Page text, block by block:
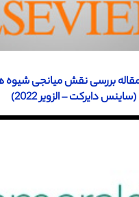
مقاله بررسی نقش میانجی
دایرکت – الزویر 2022)